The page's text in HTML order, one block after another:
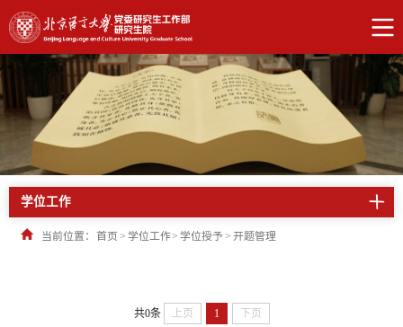
学位工作
当前位置： 首页 > 学位工作> 学位授予 > 开题管理
共0条 上页 1 下页